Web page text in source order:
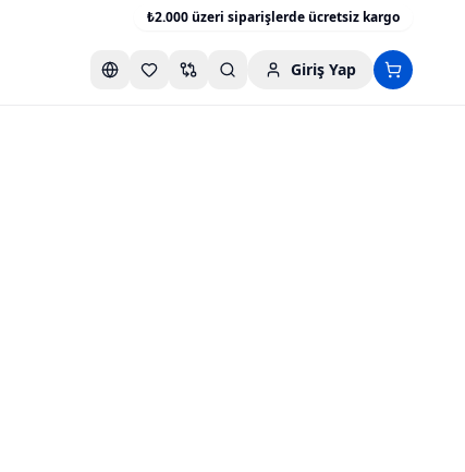
₺2.000 üzeri siparişlerde ücretsiz kargo
Favori listesini aç
Karşılaştırma listesini aç
Giriş Yap